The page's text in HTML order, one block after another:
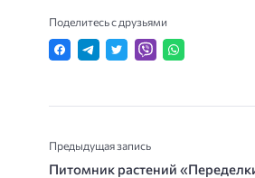
Поделитесь с друзьями
Предыдущая запись
Питомник растений